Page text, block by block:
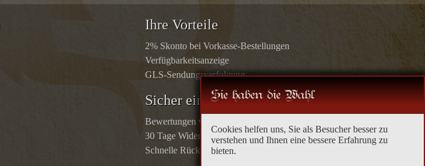
Ihre Vorteile
2% Skonto bei Vorkasse-Bestellungen
Verfügbarkeitsanzeige
GLS-Sendungsverfolgung
Sicher einkaufen
Bewertungen von echten Kunden
30 Tage Widerrufsrecht
Schnelle Rücküberweisungen
Sie haben die Wahl
Cookies helfen uns, Sie als Besucher besser zu
verstehen und Ihnen eine bessere Erfahrung zu
bieten.